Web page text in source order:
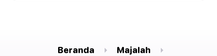
Beranda
Majalah